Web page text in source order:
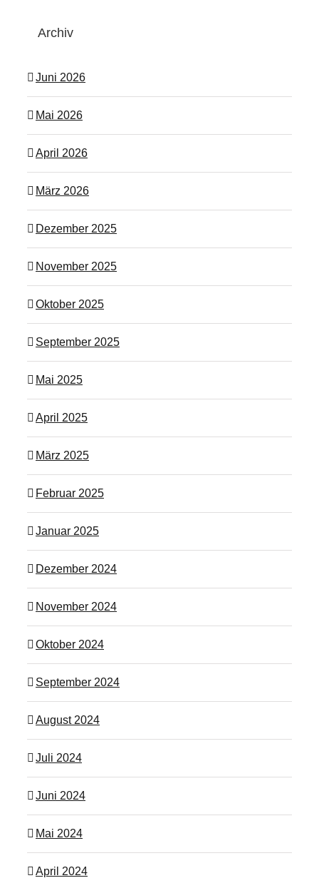
Archiv
Juni 2026
Mai 2026
April 2026
März 2026
Dezember 2025
November 2025
Oktober 2025
September 2025
Mai 2025
April 2025
März 2025
Februar 2025
Januar 2025
Dezember 2024
November 2024
Oktober 2024
September 2024
August 2024
Juli 2024
Juni 2024
Mai 2024
April 2024